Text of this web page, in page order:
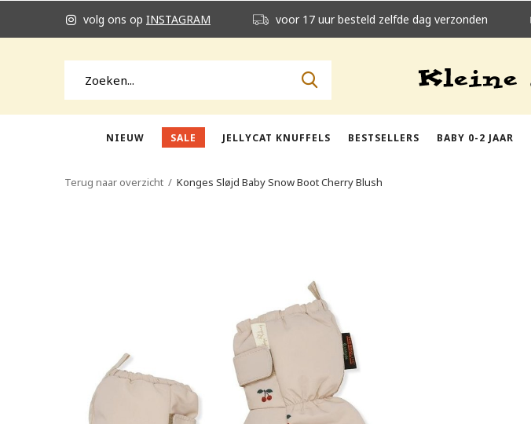
NIEUW SALE JELLYCAT KNUFFELS BESTSELLERS BABY 0-2 JAAR
volg ons op INSTAGRAM voor 17 uur besteld zelfde dag verzonden
Terug naar overzicht Konges Sløjd Baby Snow Boot Cherry Blush